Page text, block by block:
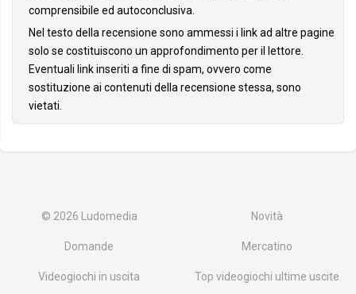
comprensibile ed autoconclusiva.
Nel testo della recensione sono ammessi i link ad altre pagine
solo se costituiscono un approfondimento per il lettore.
Eventuali link inseriti a fine di spam, ovvero come
sostituzione ai contenuti della recensione stessa, sono
vietati.
© 2026 Ludomedia Novità
Domande Mercatino
Videogiochi in uscita Top videogiochi ultime uscite